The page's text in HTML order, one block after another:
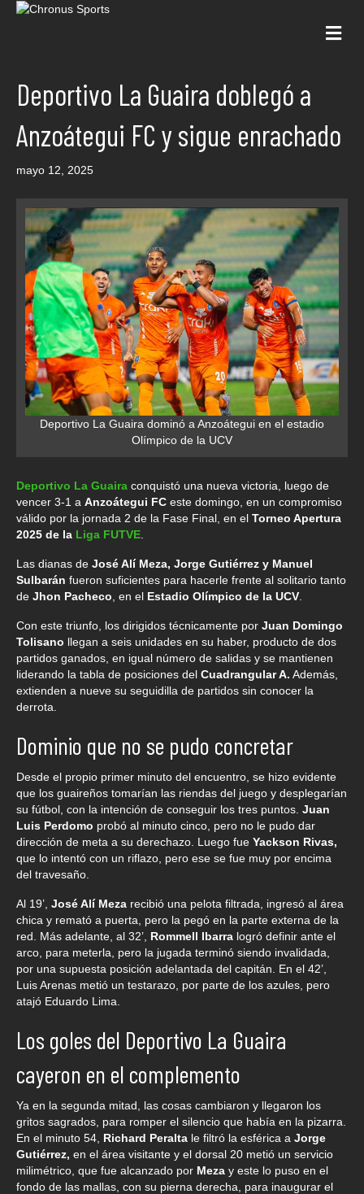
Deportivo La Guaira doblegó a
Anzoátegui FC y sigue enrachado
mayo 12, 2025
Deportivo La Guaira dominó a Anzoátegui en el estadio
Olímpico de la UCV
Deportivo La Guaira conquistó una nueva victoria, luego de
vencer 3-1 a Anzoátegui FC este domingo, en un compromiso
válido por la jornada 2 de la Fase Final, en el Torneo Apertura
2025 de la Liga FUTVE
Las dianas de José Alí Meza, Jorge Gutiérrez y Manuel
Sulbarán fueron suficientes para hacerle frente al solitario tanto
de Jhon Pacheco , en el Estadio Olímpico de la UCV
Con este triunfo, los dirigidos técnicamente por Juan Domingo
Tolisano llegan a seis unidades en su haber, producto de dos
partidos ganados, en igual número de salidas y se mantienen
liderando la tabla de posiciones del Cuadrangular A. Además,
extienden a nueve su seguidilla de partidos sin conocer la
derrota.
Dominio que no se pudo concretar
Desde el propio primer minuto del encuentro, se hizo evidente
que los guaireños tomarían las riendas del juego y desplegarían
su fútbol, con la intención de conseguir los tres puntos. Juan
Luis Perdomo probó al minuto cinco, pero no le pudo dar
dirección de meta a su derechazo. Luego fue Yackson Rivas,
que lo intentó con un riflazo, pero ese se fue muy por encima
del travesaño.
Al 19’, José Alí Meza recibió una pelota filtrada, ingresó al área
chica y remató a puerta, pero la pegó en la parte externa de la
red. Más adelante, al 32’, Rommell Ibarra logró definir ante el
arco, para meterla, pero la jugada terminó siendo invalidada,
por una supuesta posición adelantada del capitán. En el 42’,
Luis Arenas metió un testarazo, por parte de los azules, pero
atajó Eduardo Lima.
Los goles del Deportivo La Guaira
cayeron en el complemento
Ya en la segunda mitad, las cosas cambiaron y llegaron los
gritos sagrados, para romper el silencio que había en la pizarra.
En el minuto 54, Richard Peralta le filtró la esférica a Jorge
Gutiérrez, en el área visitante y el dorsal 20 metió un servicio
milimétrico, que fue alcanzado por Meza y este lo puso en el
fondo de las mallas, con su pierna derecha, para inaugurar el